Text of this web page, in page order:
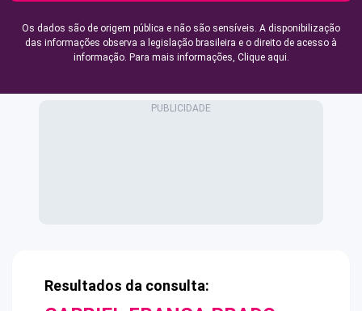
Os dados são de origem pública e não são sensíveis. A disponibilização
das informações observa a legislação brasileira e o direito de acesso à
informação. Para mais informações, Clique aqui.
Resultados da consulta: